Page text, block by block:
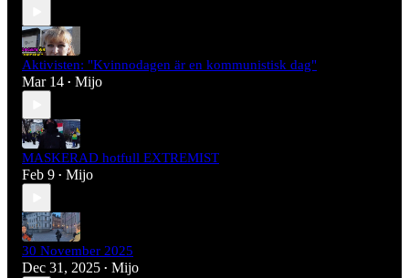
Aktivisten: "Kvinnodagen är en kommunistisk dag"
Mar 14 • Mijo
MASKERAD hotfull EXTREMIST
Feb 9 • Mijo
30 November 2025
Dec 31, 2025 • Mijo